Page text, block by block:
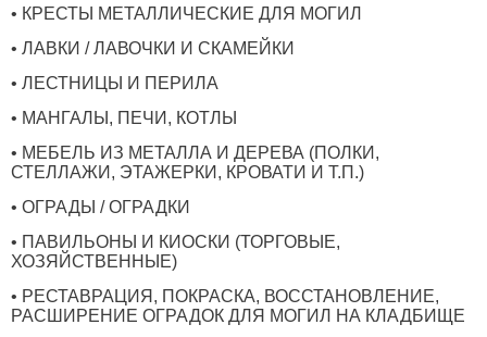
• КРЕСТЫ МЕТАЛЛИЧЕСКИЕ ДЛЯ МОГИЛ
• ЛАВКИ / ЛАВОЧКИ И СКАМЕЙКИ
• ЛЕСТНИЦЫ И ПЕРИЛА
• МАНГАЛЫ, ПЕЧИ, КОТЛЫ
• МЕБЕЛЬ ИЗ МЕТАЛЛА И ДЕРЕВА (ПОЛКИ,
СТЕЛЛАЖИ, ЭТАЖЕРКИ, КРОВАТИ И Т.П.)
• ОГРАДЫ / ОГРАДКИ
• ПАВИЛЬОНЫ И КИОСКИ (ТОРГОВЫЕ,
ХОЗЯЙСТВЕННЫЕ)
• РЕСТАВРАЦИЯ, ПОКРАСКА, ВОССТАНОВЛЕНИЕ,
РАСШИРЕНИЕ ОГРАДОК ДЛЯ МОГИЛ НА КЛАДБИЩЕ